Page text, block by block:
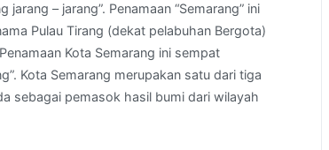
– jarang”. Penamaan “Semarang” ini
Pulau Tirang (dekat pelabuhan Bergota)
Kota Semarang ini sempat
Kota Semarang merupakan satu dari tiga
sebagai pemasok hasil bumi dari wilayah